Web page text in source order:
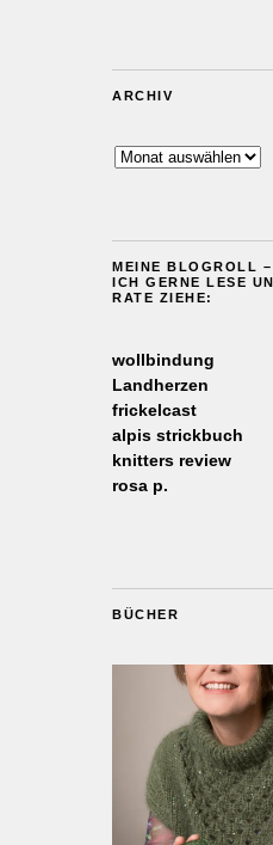
ARCHIV
Archiv
MEINE BLOGROLL
ICH GERNE LESE
RATE ZIEHE:
wollbindung
Landherzen
frickelcast
alpis strickbuch
knitters review
rosa p.
BÜCHER